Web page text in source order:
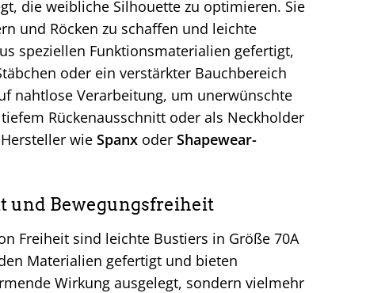
die weibliche Silhouette zu optimieren. Sie
und Röcken zu schaffen und leichte
speziellen Funktionsmaterialien gefertigt,
oder ein verstärkter Bauchbereich
nahtlose Verarbeitung, um unerwünschte
Rückenausschnitt oder als Neckholder
wie Spanxoder Shapewear-
und Bewegungsfreiheit
Freiheit sind leichte Bustiers in Größe 70A
Materialien gefertigt und bieten
Wirkung ausgelegt, sondern vielmehr